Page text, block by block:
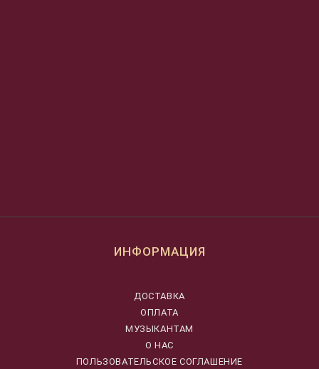
ИНФОРМАЦИЯ
ДОСТАВКА
ОПЛАТА
МУЗЫКАНТАМ
О НАС
ПОЛЬЗОВАТЕЛЬСКОЕ СОГЛАШЕНИЕ